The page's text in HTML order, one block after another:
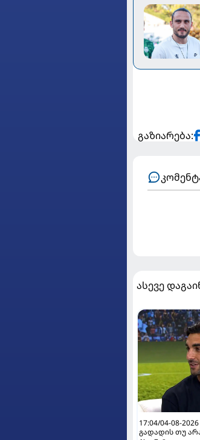
გაზიარება:
ასევე
17:04/04-08-2026
გადადის თუ